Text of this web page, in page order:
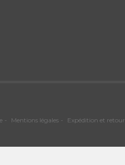
Mentions légales Expédition et retour